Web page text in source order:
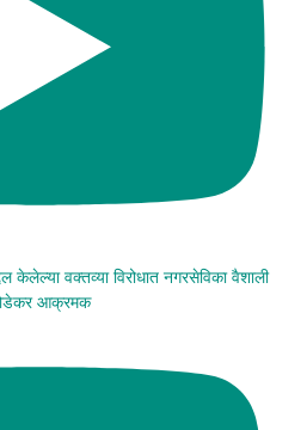
केलेल्या वक्तव्या विरोधात नगरसेविका वैशाली
आक्रमक